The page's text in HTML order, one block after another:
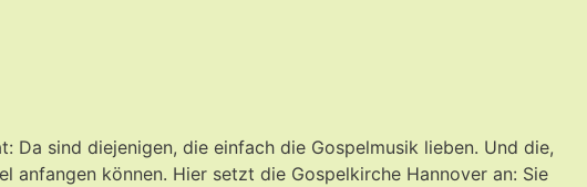
Da sind diejenigen, die einfach die Gospelmusik lieben. Und die,
anfangen können. Hier setzt die Gospelkirche Hannover an: Sie